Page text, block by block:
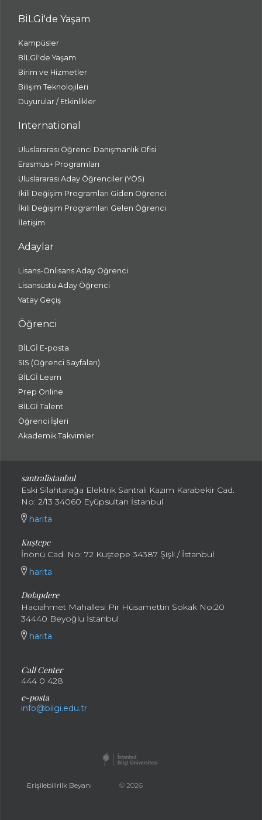
BİLGİ'de Yaşam
Kampüsler
BİLGİ'de Yaşam
Birim ve Hizmetler
Bilişim Teknolojileri
Duyurular / Etkinlikler
International
Uluslararası Öğrenci Danışmanlık Ofisi
Erasmus+ Programları
Uluslararası Aday Öğrenciler (YÖS)
İkili Değişim Programları Giden Öğrenci
İkili Değişim Programları Gelen Öğrenci
İletişim
Adaylar
Lisans-Önlisans Aday Öğrenci
Lisansüstü Aday Öğrenci
Yatay Geçiş
Öğrenci
BİLGİ E-posta
SIS (Öğrenci Sayfaları)
BİLGİ Learn
Prep Online
BİLGİ Talent
Öğrenci İşleri
Akademik Takvimler
santralistanbul
Eski Silahtarağa Elektrik Santralı Kazım Karabekir Cad.
No: 2/13 34060 Eyüpsultan İstanbul
harita
Kuştepe
İnönü Cad. No: 72 Kuştepe 34387 Şişli / İstanbul
harita
Dolapdere
Hacıahmet Mahallesi Pir Hüsamettin Sokak No:20
34440 Beyoğlu İstanbul
harita
Call Center
444 0 428
e-posta
info@bilgi.edu.tr
Erişilebilirlik Beyanı © 2026